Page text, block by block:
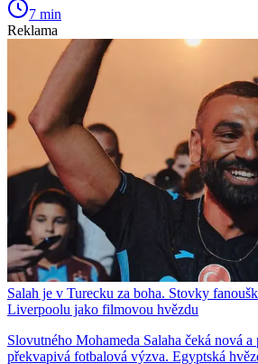
7 min
Reklama
Salah je v Turecku za boha. Stovky
Liverpoolu jako filmovou hvězdu
Slovutného Mohameda Salaha čeká nová
překvapivá fotbalová výzva. Egyptská